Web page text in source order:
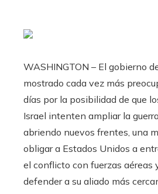
WASHINGTON – El gobierno
mostrado cada vez más
días por la posibilidad de que
Israel intenten ampliar la
abriendo nuevos frentes, una
obligar a Estados Unidos a
el conflicto con fuerzas aéreas
defender a su aliado más